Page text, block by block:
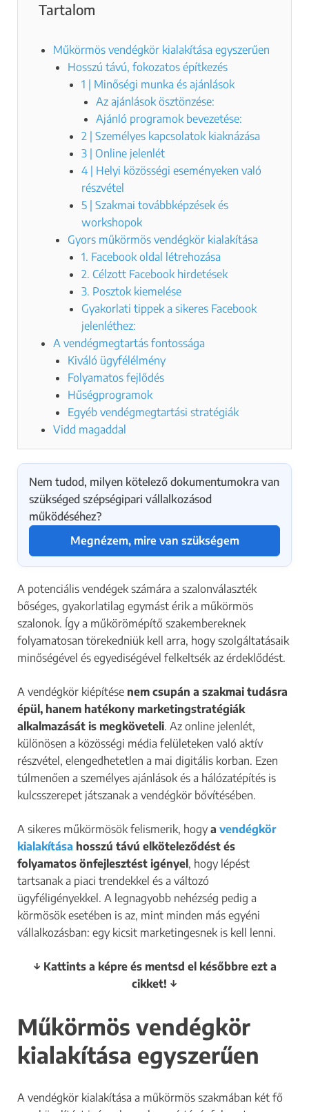
Tartalom
Műkörmös vendégkör kialakítása egyszerűen
Hosszú távú, fokozatos építkezés
1 | Minőségi munka és ajánlások
Az ajánlások ösztönzése:
Ajánló programok bevezetése:
2 | Személyes kapcsolatok kiaknázása
3 | Online jelenlét
4 | Helyi közösségi eseményeken való
részvétel
5 | Szakmai továbbképzések és
workshopok
Gyors műkörmös vendégkör kialakítása
1. Facebook oldal létrehozása
2. Célzott Facebook hirdetések
3. Posztok kiemelése
Gyakorlati tippek a sikeres Facebook
jelenléthez:
A vendégmegtartás fontossága
Kiváló ügyfélélmény
Folyamatos fejlődés
Hűségprogramok
Egyéb vendégmegtartási stratégiák
Vidd magaddal
Nem tudod, milyen kötelező dokumentumokra van
szükséged szépségipari vállalkozásod
működéséhez?
Megnézem, mire van szükségem
A potenciális vendégek számára a szalonválaszték
bőséges, gyakorlatilag egymást érik a műkörmös
szalonok. Így a műkörömépítő szakembereknek
folyamatosan törekedniük kell arra, hogy szolgáltatásaik
minőségével és egyediségével felkeltsék az érdeklődést.
A vendégkör kiépítése nem csupán a szakmai tudásra
épül, hanem hatékony marketingstratégiák
alkalmazását is megköveteli. Az online jelenlét,
különösen a közösségi média felületeken való aktív
részvétel, elengedhetetlen a mai digitális korban. Ezen
túlmenően a személyes ajánlások és a hálózatépítés is
kulcsszerepet játszanak a vendégkör bővítésében.
A sikeres műkörmösök felismerik, hogya vendégkör
kialakítása hosszú távú elköteleződést és
folyamatos önfejlesztést igényel , hogy lépést
tartsanak a piaci trendekkel és a változó
ügyféligényekkel. A legnagyobb nehézség pedig a
körmösök esetében is az, mint minden más egyéni
vállalkozásban: egy kicsit marketingesnek is kell lenni.
↓ Kattints a képre és mentsd el későbbre ezt a
cikket! ↓
Műkörmös vendégkör
kialakítása egyszerűen
A vendégkör kialakítása a műkörmös szakmában két fő